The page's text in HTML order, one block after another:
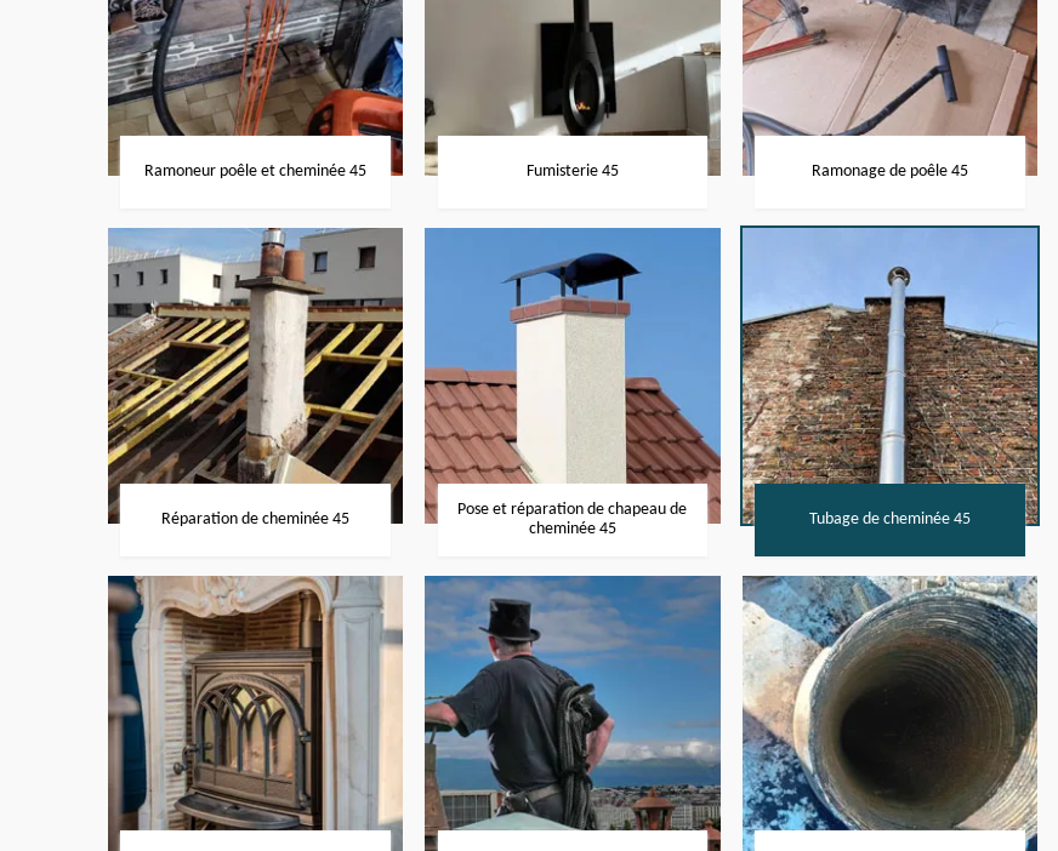
Ramoneur poêle et cheminée 45 Fumisterie 45 Ramonage de poêle 45
Réparation de cheminée 45
Pose et réparation de chapeau de
cheminée 45
Tubage de cheminée 45